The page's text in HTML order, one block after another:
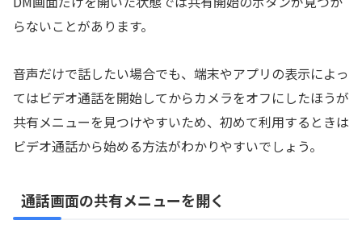
らないことがあります。
音声だけで話したい場合でも、端末やアプリの表示によっ
てはビデオ通話を開始してからカメラをオフにしたほうが
共有メニューを見つけやすいため、初めて利用するときは
ビデオ通話から始める方法がわかりやすいでしょう。
通話画面の共有メニューを開く